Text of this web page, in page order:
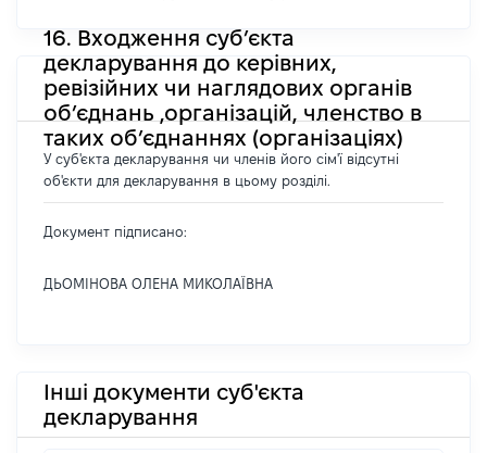
16. Входження суб’єкта
декларування до керівних,
ревізійних чи наглядових органів
об’єднань ,організацій, членство в
таких об’єднаннях (організаціях)
У суб'єкта декларування чи членів його сім'ї відсутні
об'єкти для декларування в цьому розділі.
Документ підписано:
ДЬОМІНОВА ОЛЕНА МИКОЛАЇВНА
Інші документи суб'єкта
декларування